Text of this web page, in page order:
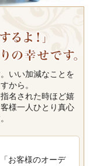
いい加減なことを
から。
名された時ほど嬉
様一人ひとり真心
お客様のオーデ